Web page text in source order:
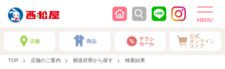
店舗 商品
チラシ
セール
公式
オンライン
ストア
TOP 店舗のご案内 都道府県から探す 検索結果